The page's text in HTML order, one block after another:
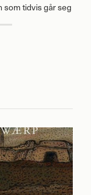
tidvis går seg